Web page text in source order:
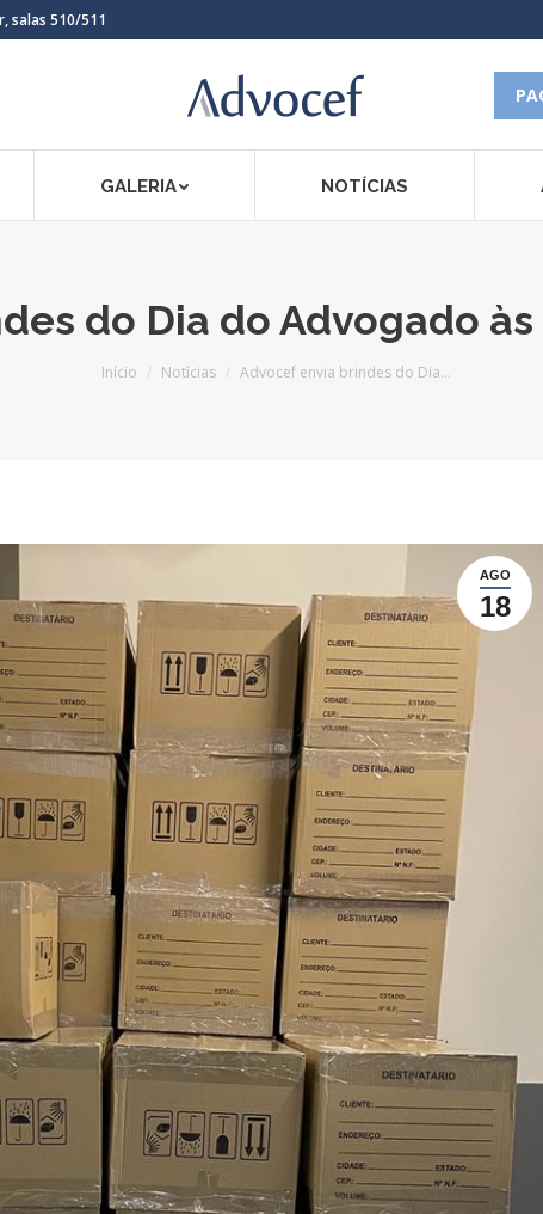
salas 510/511
GALERIA NOTÍCIAS
do Dia do Advogado
Você está aqui:
Início Notícias Advocef envia brindes do Dia…
AGO
18